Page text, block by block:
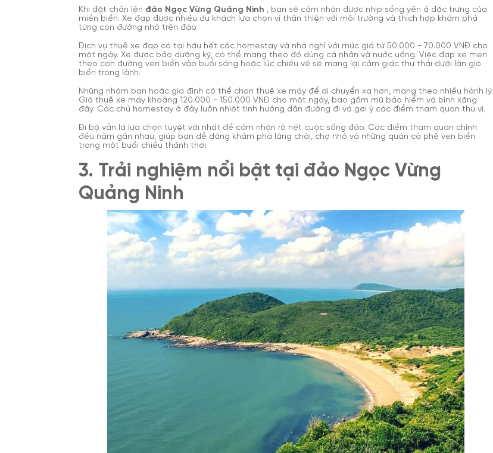
Khi đặt chân lên đảo Ngọc Vừng Quảng Ninh , bạn sẽ cảm nhận được nhịp sống yên ả đặc trưng của
miền biển. Xe đạp được nhiều du khách lựa chọn vì thân thiện với môi trường và thích hợp khám phá
từng con đường nhỏ trên đảo.
Dịch vụ thuê xe đạp có tại hầu hết các homestay và nhà nghỉ với mức giá từ 50.000 - 70.000 VNĐ cho
một ngày. Xe được bảo dưỡng kỹ, có thể mang theo đồ dùng cá nhân và nước uống. Việc đạp xe men
theo con đường ven biển vào buổi sáng hoặc lúc chiều về sẽ mang lại cảm giác thư thái dưới làn gió
biển trong lành.
Những nhóm bạn hoặc gia đình có thể chọn thuê xe máy để di chuyển xa hơn, mang theo nhiều hành lý.
Giá thuê xe máy khoảng 120.000 - 150.000 VNĐ cho một ngày, bao gồm mũ bảo hiểm và bình xăng
đầy. Các chủ homestay ở đây luôn nhiệt tình hướng dẫn đường đi và gợi ý các điểm tham quan thú vị.
Đi bộ vẫn là lựa chọn tuyệt vời nhất để cảm nhận rõ nét cuộc sống đảo. Các điểm tham quan chính
đều nằm gần nhau, giúp bạn dễ dàng khám phá làng chài, chợ nhỏ và những quán cà phê ven biển
trong một buổi chiều thảnh thơi.
3. Trải nghiệm nổi bật tại đảo Ngọc Vừng
Quảng Ninh